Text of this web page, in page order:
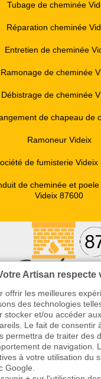
Tubage de cheminée
Réparation cheminée
Entretien de cheminée
Ramonage de cheminée
Débistrage de cheminée
de chapeau de
Ramoneur Videix
de fumisterie Videix
de cheminée et
Videix 87600
ccas le Bourg
87220 Boisseuil
05 33 06 14
06 37 57 44 80
Artisan respecte
offrir les meilleures
des technologies
stocker et/ou accéder
Le fait de consentir
permettra de traiter des
de navigation.
à votre utilisation du
Google.